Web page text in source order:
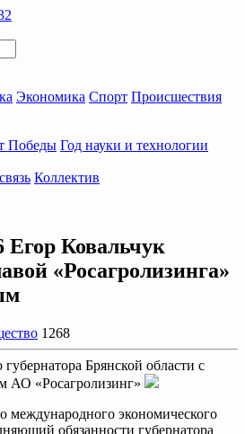
Экономика Спорт Происшествия
Победы Год науки и технологии
Коллектив
Ковальчук
«Росагролизинга»
1268
губернатора Брянской области с
АО «Росагролизинг»
международного экономического
обязанности губернатора